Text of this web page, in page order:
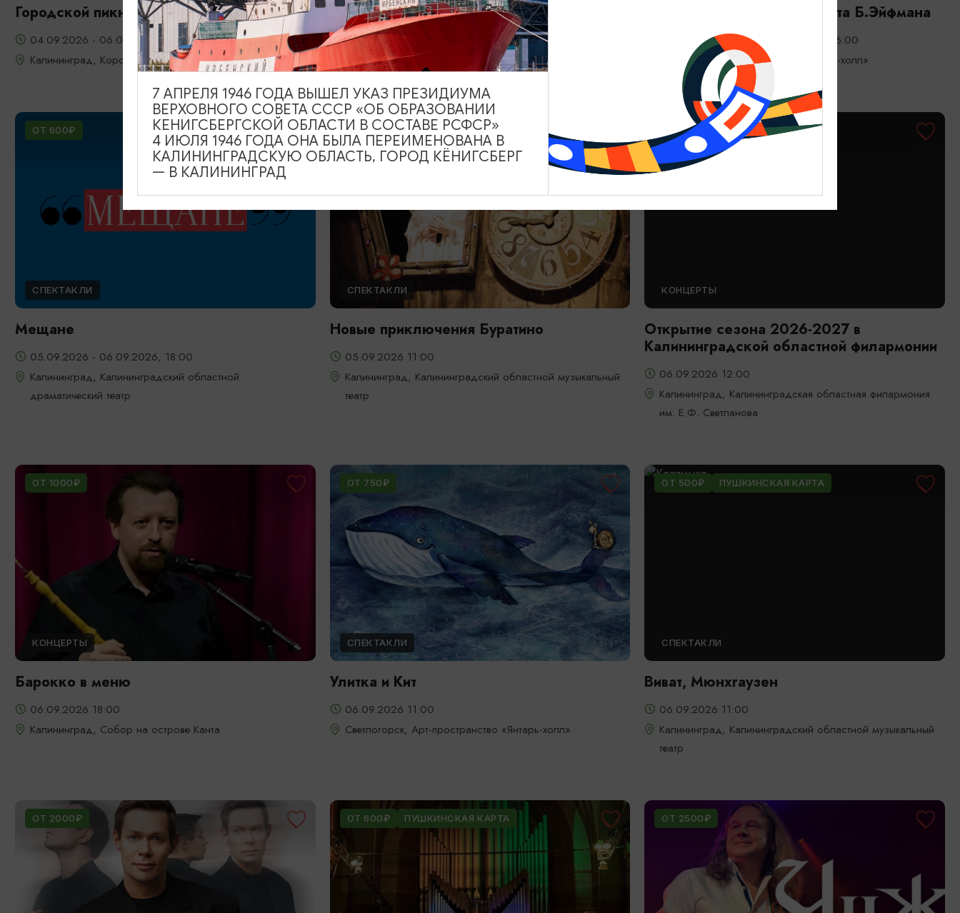
Городской пикник: Калининград
04.09.2026 - 06.09.2026
Калининград, Королевский парк (ул. Юношеская)
Главная музыка столетия
05.09.2026 19:00
Калининград, Дворец культуры железнодорожников
Академический театр балета Б.Эйфмана
05.09.2026 - 06.09.2026, 19:00, 16:00
Светлогорск, Театр эстрады «Янтарь-холл»
ОТ 600₽
СПЕКТАКЛИ
Мещане
05.09.2026 - 06.09.2026, 18:00
Калининград, Калининградский областной
драматический театр
ОТ 500₽
СПЕКТАКЛИ
Новые приключения Буратино
05.09.2026 11:00
Калининград, Калининградский областной музыкальный
театр
БЕСПЛАТНО
КОНЦЕРТЫ
Открытие сезона 2026-2027 в
Калининградской областной филармонии
06.09.2026 12:00
Калининград, Калининградская областная филармония
им. Е.Ф. Светланова
ОТ 1000₽
КОНЦЕРТЫ
Барокко в меню
06.09.2026 18:00
Калининград, Собор на острове Канта
ОТ 750₽
СПЕКТАКЛИ
Улитка и Кит
06.09.2026 11:00
Светлогорск, Арт-пространство «Янтарь-холл»
ОТ 500₽ ПУШКИНСКАЯ КАРТА
СПЕКТАКЛИ
Виват, Мюнхгаузен
06.09.2026 11:00
Калининград, Калининградский областной музыкальный
театр
ОТ 2000₽ ОТ 600₽ ПУШКИНСКАЯ КАРТА ОТ 2500₽
7 АПРЕЛЯ 1946 ГОДА ВЫШЕЛ УКАЗ ПРЕЗИДИУМА
ВЕРХОВНОГО СОВЕТА СССР «ОБ ОБРАЗОВАНИИ
КЕНИГСБЕРГСКОЙ ОБЛАСТИ В СОСТАВЕ РСФСР»
4 ИЮЛЯ 1946 ГОДА ОНА БЫЛА ПЕРЕИМЕНОВАНА В
КАЛИНИНГРАДСКУЮ ОБЛАСТЬ, ГОРОД КЁНИГСБЕРГ
— В КАЛИНИНГРАД